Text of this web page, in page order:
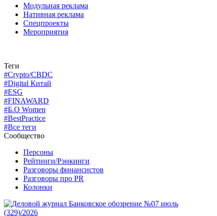
Модульная реклама
Нативная реклама
Спецпроекты
Мероприятия
Теги
#Crypto/CBDC
#Digital Китай
#ESG
#FINAWARD
#Б.О Women
#BestPractice
#Все теги
Сообщество
Персоны
Рейтинги/Рэнкинги
Разговоры финансистов
Разговоры про PR
Колонки